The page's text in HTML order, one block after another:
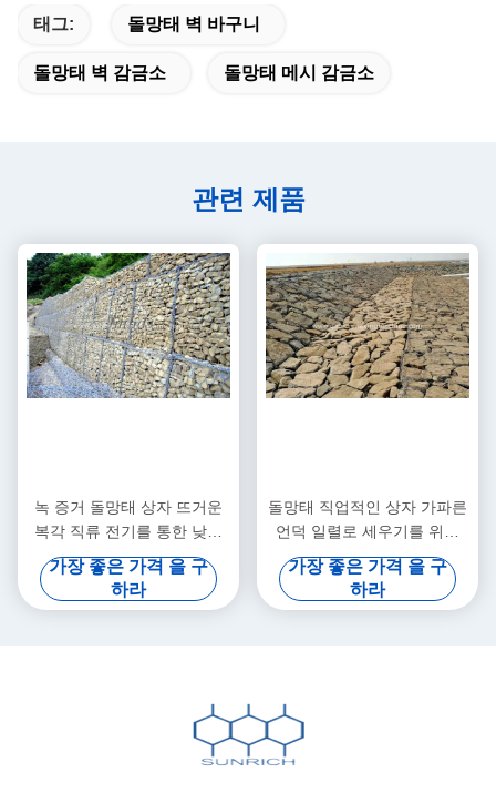
태그: 돌망태 벽 바구니
돌망태 벽 감금소 돌망태 메시 감금소
관련 제품
녹 증거 돌망태 상자 뜨거운
복각 직류 전기를 통한 낮은
탄소 철강선 돌망태 메시 감금
소
가장 좋은 가격 을 구
하라
돌망태 직업적인 상자 가파른
언덕 일렬로 세우기를 위한
100 x 120mm 매쉬의 크기
가장 좋은 가격 을 구
하라